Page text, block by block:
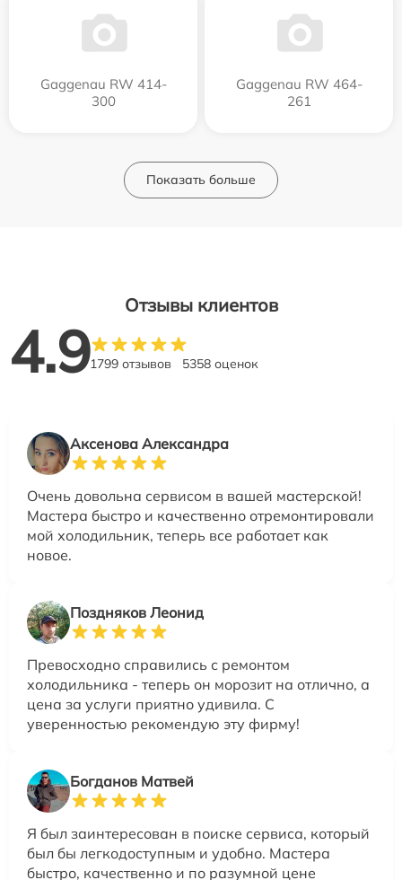
Gaggenau RW 414-
300
Gaggenau RW 464-
261
Показать больше
Отзывы клиентов
4.91799 отзывов 5358 оценок
Аксенова Александра
Очень довольна сервисом в вашей мастерской!
Мастера быстро и качественно отремонтировали
мой холодильник, теперь все работает как
новое.
Поздняков Леонид
Превосходно справились с ремонтом
холодильника - теперь он морозит на отлично, а
цена за услуги приятно удивила. С
уверенностью рекомендую эту фирму!
Богданов Матвей
Я был заинтересован в поиске сервиса, который
был бы легкодоступным и удобно. Мастера
быстро, качественно и по разумной цене